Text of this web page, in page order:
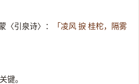
〈引泉诗〉：
「凌风 捩 桂柁，隔雾
键。